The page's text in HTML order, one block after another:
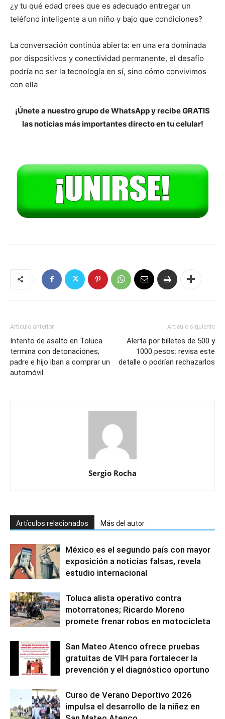
¿y tu qué edad crees que es adecuado entregar un
teléfono inteligente a un niño y bajo que condiciones?
La conversación continúa abierta: en una era dominada
por dispositivos y conectividad permanente, el desafío
podría no ser la tecnología en sí, sino cómo convivimos
con ella
¡Únete a nuestro grupo de WhatsApp y recibe GRATIS
las noticias más importantes directo en tu celular!
Artículo anterior
Intento de asalto en Toluca
termina con detonaciones;
padre e hijo iban a comprar un
automóvil
Artículo siguiente
Alerta por billetes de 500 y
1000 pesos: revisa este
detalle o podrían rechazarlos
Sergio Rocha
Artículos relacionados Más del autor
México es el segundo país con mayor
exposición a noticias falsas, revela
estudio internacional
Toluca alista operativo contra
motorratones; Ricardo Moreno
promete frenar robos en motocicleta
San Mateo Atenco ofrece pruebas
gratuitas de VIH para fortalecer la
prevención y el diagnóstico oportuno
Curso de Verano Deportivo 2026
impulsa el desarrollo de la niñez en